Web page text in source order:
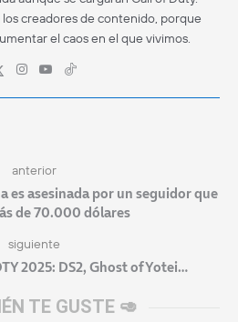
creadores de contenido, porque
el caos en el que vivimos.
anterior
es asesinada por un seguidor que
de 70.000 dólares
siguiente
2025: DS2, Ghost of Yotei…
TE GUSTE 🥑